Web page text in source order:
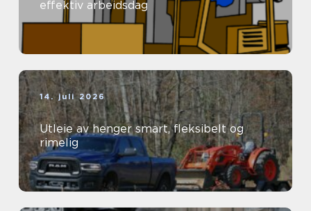
effektiv arbeidsdag
14. juli 2026
Utleie av henger smart, fleksibelt og
rimelig